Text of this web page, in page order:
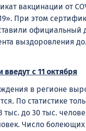
вакцинации от
При этом
официальный
выздоровления
с 11 октября
в регионе
По статистике
до 30 тыс.
Число